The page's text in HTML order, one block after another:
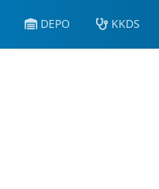
DEPO KKDS